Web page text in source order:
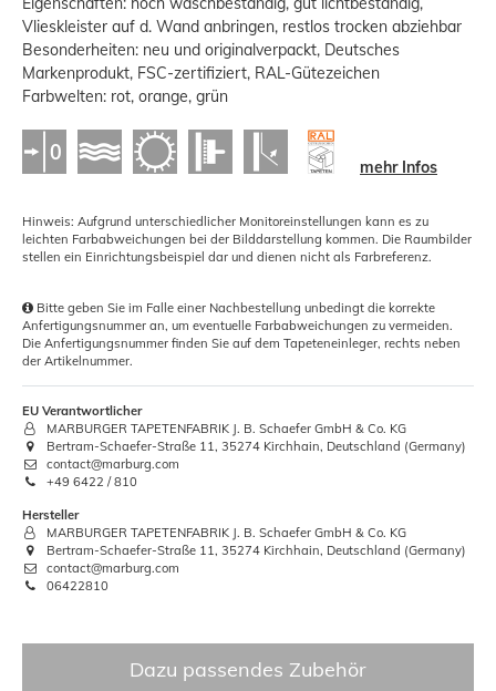
Vlieskleister auf d. Wand anbringen, restlos trocken abziehbar
Besonderheiten: neu und originalverpackt, Deutsches
Markenprodukt, FSC-zertifiziert, RAL-Gütezeichen
Farbwelten: rot, orange, grün
mehr Infos
Hinweis: Aufgrund unterschiedlicher Monitoreinstellungen kann es zu
leichten Farbabweichungen bei der Bilddarstellung kommen. Die Raumbilder
stellen ein Einrichtungsbeispiel dar und dienen nicht als Farbreferenz.
Bitte geben Sie im Falle einer Nachbestellung unbedingt die korrekte
Anfertigungsnummer an, um eventuelle Farbabweichungen zu vermeiden.
Die Anfertigungsnummer finden Sie auf dem Tapeteneinleger, rechts neben
der Artikelnummer.
EU Verantwortlicher
MARBURGER TAPETENFABRIK J. B. Schaefer GmbH & Co. KG
Bertram-Schaefer-Straße 11, 35274 Kirchhain, Deutschland (Germany)
contact@marburg.com
+49 6422 / 810
Hersteller
MARBURGER TAPETENFABRIK J. B. Schaefer GmbH & Co. KG
Bertram-Schaefer-Straße 11, 35274 Kirchhain, Deutschland (Germany)
contact@marburg.com
06422810
Dazu passendes Zubehör